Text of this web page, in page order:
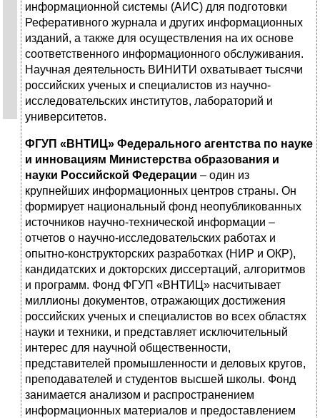
информационной системы (АИС) для подготовки
Реферативного журнала и других информационных
изданий, а также для осуществления на их основе
соответственного информационного обслуживания.
Научная деятельность ВИНИТИ охватывает тысячи
российских ученых и специалистов из научно-
исследовательских институтов, лабораторий и
университетов.
ФГУП «ВНТИЦ» Федерального агентства по науке
и инновациям Министерства образования и
науки Российской Федерации – один из
крупнейших информационных центров страны. Он
формирует национальный фонд неопубликованных
источников научно-технической информации –
отчетов о научно-исследовательских работах и
опытно-конструкторских разработках (НИР и ОКР),
кандидатских и докторских диссертаций, алгоритмов
и программ. Фонд ФГУП «ВНТИЦ» насчитывает
миллионы документов, отражающих достижения
российских ученых и специалистов во всех областях
науки и техники, и представляет исключительный
интерес для научной общественности,
представителей промышленности и деловых кругов,
преподавателей и студентов высшей школы. Фонд
занимается анализом и распространением
информационных материалов и предоставлением